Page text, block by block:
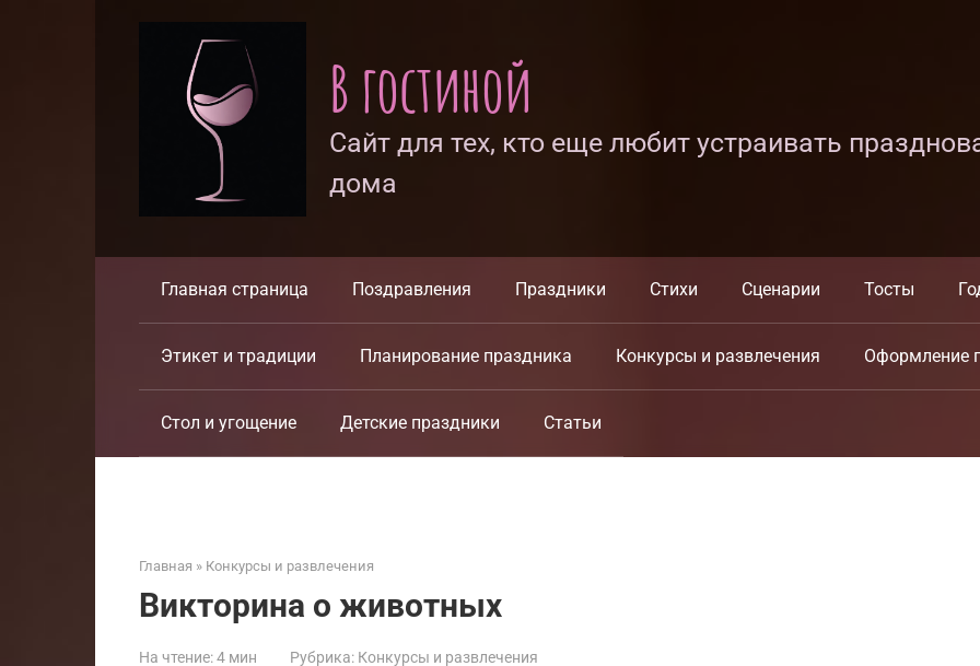
В гостиной
Сайт для тех, кто еще любит устраивать
дома
Главная страница Поздравления Праздники Стихи Сценарии Тосты
Этикет и традиции Планирование праздника Конкурсы и развлечения Оформление
Стол и угощение Детские праздники Статьи
Главная » Конкурсы и развлечения
Викторина о животных
На чтение:4 мин Рубрика: Конкурсы и развлечения